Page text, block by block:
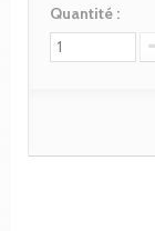
Quantité :